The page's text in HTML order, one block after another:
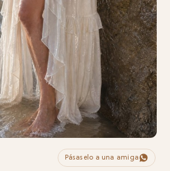
Pásaselo a una amiga